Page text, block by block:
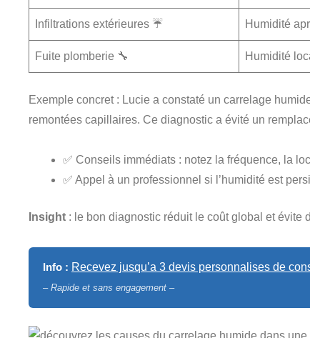
Infiltrations extérieures ☔ Humidité
Fuite plomberie 🔧 Humidité
Exemple concret : Lucie a constaté un carrelage
remontées capillaires. Ce diagnostic a évité un
✅ Conseils immédiats : notez la fréquence, la
✅ Appel à un professionnel si l’humidité est
Insight : le bon diagnostic réduit le coût global et évite
Info : Recevez jusqu’a 3 devis personnalises de
– Rapide et sans engagement –